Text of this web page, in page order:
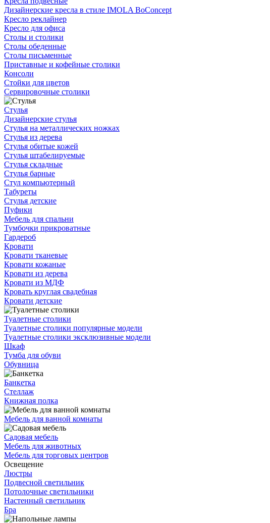
Дизайнерские кресла в стиле IMOLA BoConcept
Кресло реклайнер
Кресло для офиса
Столы и столики
Столы обеденные
Столы письменные
Приставные и кофейные столики
Консоли
Стойки для цветов
Сервировочные столики
Стулья
Дизайнерские стулья
Стулья на металлических ножках
Стулья из дерева
Стулья обитые кожей
Стулья штабелируемые
Стулья складные
Стулья барные
Стул компьютерный
Табуреты
Стулья детские
Пуфики
Мебель для спальни
Тумбочки прикроватные
Гардероб
Кровати
Кровати тканевые
Кровати кожаные
Кровати из дерева
Кровати из МДФ
Кровать круглая свадебная
Кровати детские
Туалетные столики
Туалетные столики популярные модели
Туалетные столики эксклюзивные модели
Шкаф
Тумба для обуви
Обувница
Банкетка
Стеллаж
Книжная полка
Мебель для ванной комнаты
Садовая мебель
Мебель для животных
Мебель для торговых центров
Освещение
Люстры
Подвесной светильник
Потолочные светильники
Настенный светильник
Бра